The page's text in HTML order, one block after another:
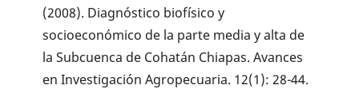
(2008). Diagnóstico biofísico y
socioeconómico de la parte media y alta de
la Subcuenca de Cohatán Chiapas. Avances
en Investigación Agropecuaria. 12(1): 28-44.